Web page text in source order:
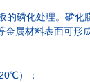
的磷化处理。磷
属材料表面可形
）；